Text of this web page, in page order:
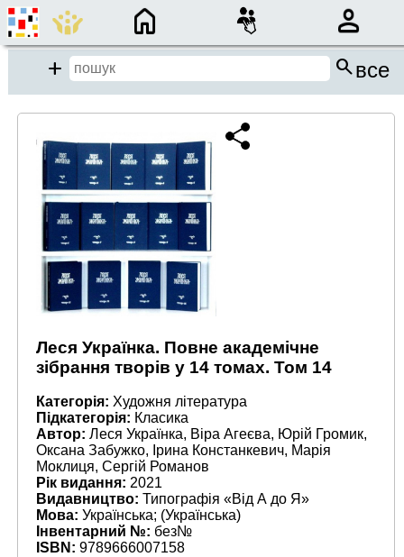
×
Add searchвсе
close
Місце пошуку:
Події/Анонси
Спадщина
Бібліотека
від до
Леся Українка. Повне академічне
зібрання творів у 14 томах. Том 14
Категорія: Художня література
Підкатегорія: Класика
Автор: Леся Українка, Віра Агеєва, Юрій Громик,
Оксана Забужко, Ірина Констанкевич, Марія
Моклиця, Сергій Романов
Рік видання: 2021
Видавництво: Типографія «Від А до Я»
Мова: Українська; (Українська)
Інвентарний №: без№
ISBN: 9789666007158